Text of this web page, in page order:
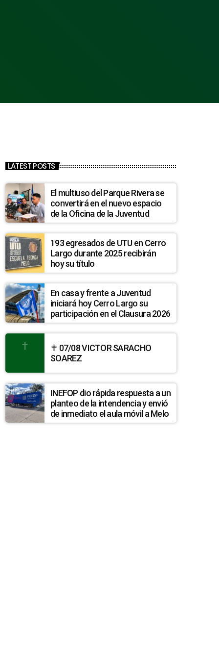
LATEST POSTS
El multiuso del Parque Rivera se
convertirá en el nuevo espacio
de la Oficina de la Juventud
193 egresados de UTU en Cerro
Largo durante 2025 recibirán
hoy su título
En casa y frente a Juventud
iniciará hoy Cerro Largo su
participación en el Clausura 2026
✟ 07/08 VICTOR SARACHO
SOAREZ
INEFOP dio rápida respuesta a un
planteo de la intendencia y envió
de inmediato el aula móvil a Melo